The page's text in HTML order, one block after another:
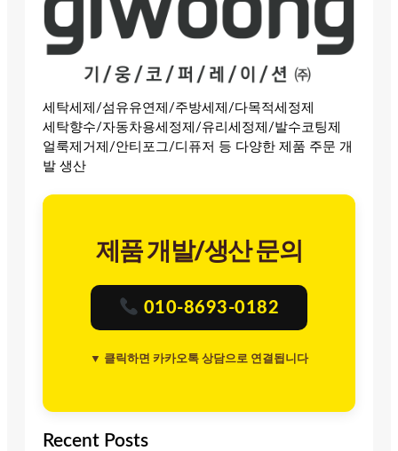
세탁세제/섬유유연제/주방세제/다목적세정제
세탁향수/자동차용세정제/유리세정제/발수코팅제
얼룩제거제/안티포그/디퓨저 등 다양한 제품 주문 개
발 생산
제품 개발/생산 문의
010-8693-0182
▼ 클릭하면 카카오톡 상담으로 연결됩니다
Recent Posts